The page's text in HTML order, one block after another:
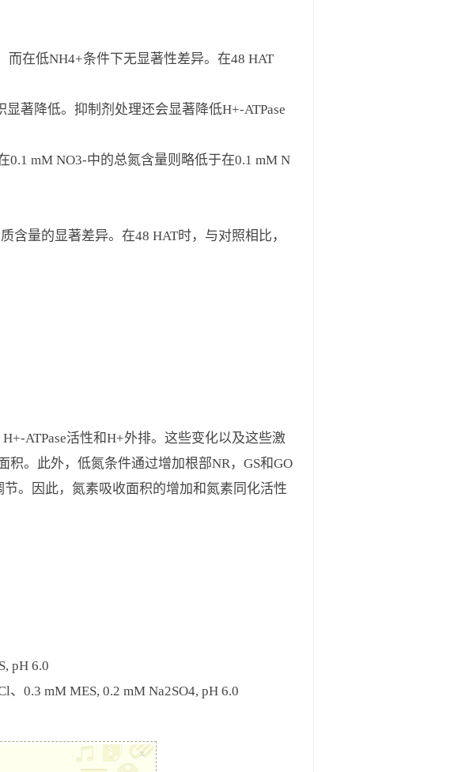
而在低NH4+条件下无显著性差异。在48 HAT
著降低。抑制剂处理还会显著降低H+-ATPase
mM NO3-中的总氮含量则略低于在0.1 mM N
含量的显著差异。在48 HAT时，与对照相比，
ATPase活性和H+外排。这些变化以及这些激
。此外，低氮条件通过增加根部NR，GS和GO
。因此，氮素吸收面积的增加和氮素同化活性
pH 6.0
0.3 mM MES, 0.2 mM Na2SO4, pH 6.0
x